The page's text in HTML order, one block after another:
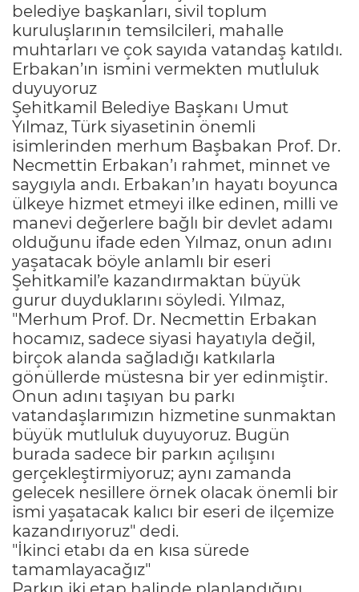
belediye başkanları, sivil toplum
kuruluşlarının temsilcileri, mahalle
muhtarları ve çok sayıda vatandaş katıldı.
Erbakan’ın ismini vermekten mutluluk
duyuyoruz
Şehitkamil Belediye Başkanı Umut
Yılmaz, Türk siyasetinin önemli
isimlerinden merhum Başbakan Prof. Dr.
Necmettin Erbakan’ı rahmet, minnet ve
saygıyla andı. Erbakan’ın hayatı boyunca
ülkeye hizmet etmeyi ilke edinen, milli ve
manevi değerlere bağlı bir devlet adamı
olduğunu ifade eden Yılmaz, onun adını
yaşatacak böyle anlamlı bir eseri
Şehitkamil’e kazandırmaktan büyük
gurur duyduklarını söyledi. Yılmaz,
"Merhum Prof. Dr. Necmettin Erbakan
hocamız, sadece siyasi hayatıyla değil,
birçok alanda sağladığı katkılarla
gönüllerde müstesna bir yer edinmiştir.
Onun adını taşıyan bu parkı
vatandaşlarımızın hizmetine sunmaktan
büyük mutluluk duyuyoruz. Bugün
burada sadece bir parkın açılışını
gerçekleştirmiyoruz; aynı zamanda
gelecek nesillere örnek olacak önemli bir
ismi yaşatacak kalıcı bir eseri de ilçemize
kazandırıyoruz" dedi.
"İkinci etabı da en kısa sürede
tamamlayacağız"